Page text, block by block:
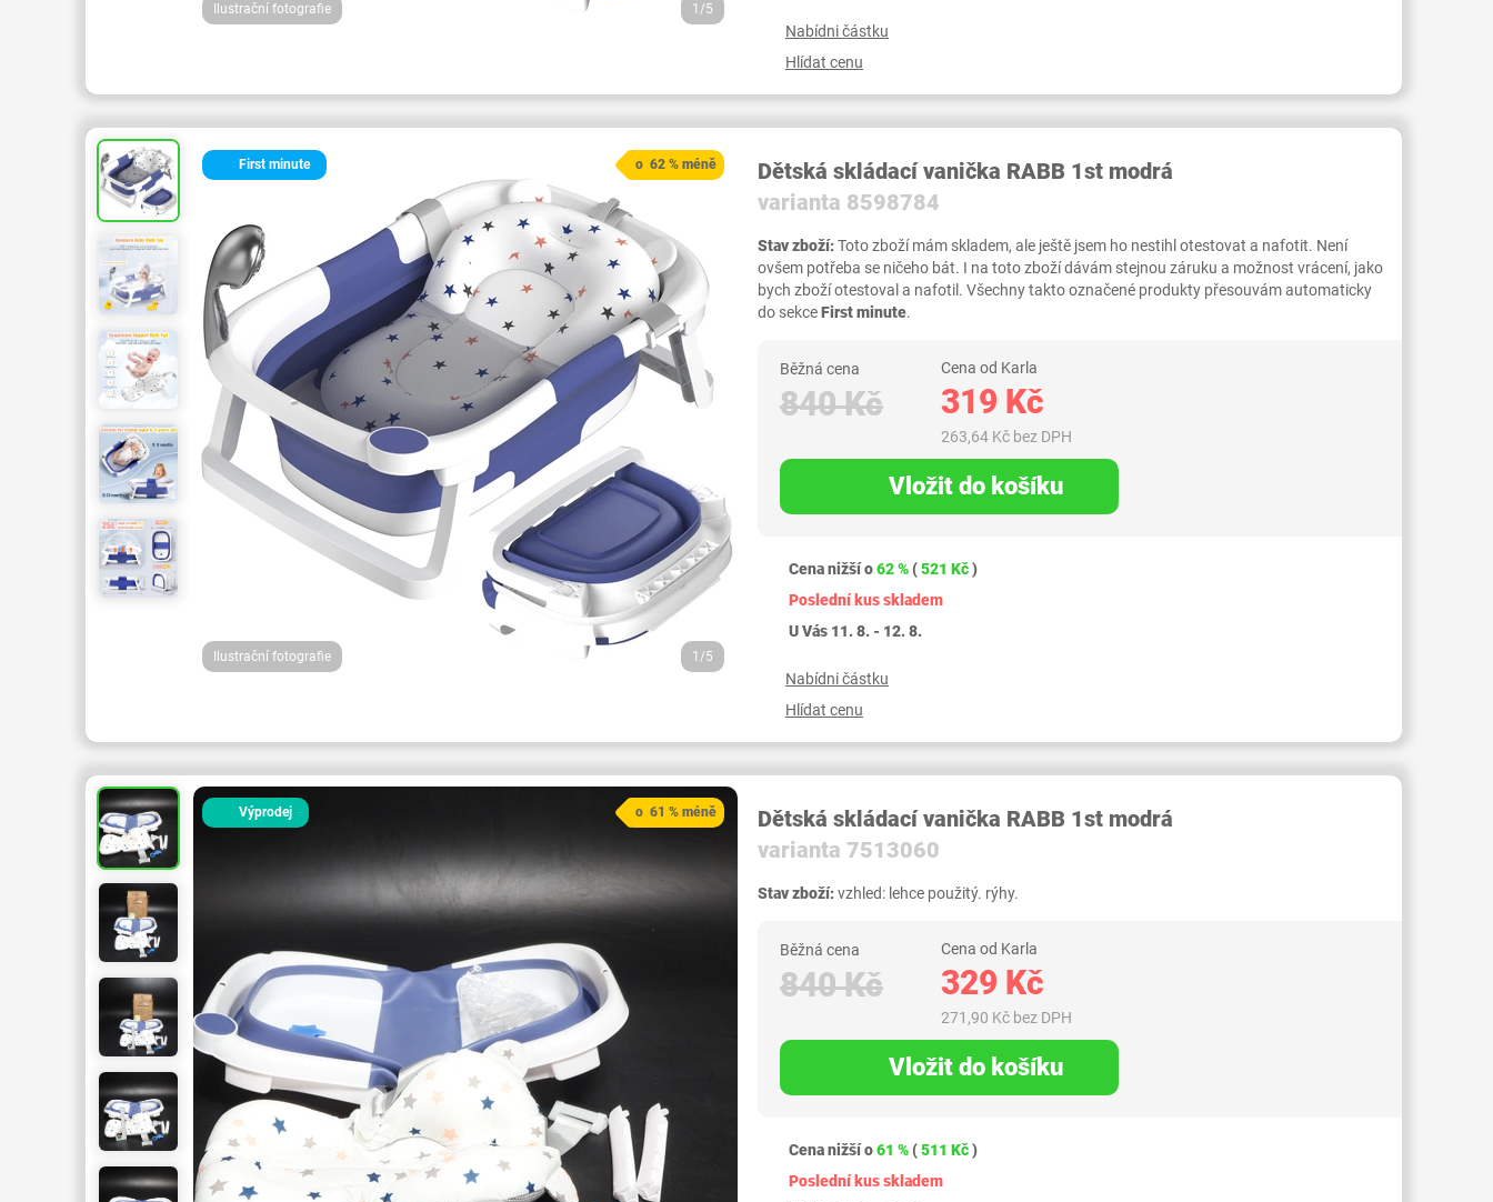
Ilustrační fotografie 1/5
Nabídni částku
Hlídat cenu
First minute
Ilustrační fotografie 1/5
o 62 % méně
Dětská skládací vanička RABB 1st modrá
varianta 8598784
Stav zboží:Toto zboží mám skladem, ale ještě jsem ho nestihl otestovat a nafotit. Není
ovšem potřeba se ničeho bát. I na toto zboží dávám stejnou záruku a možnost vrácení, jako
bych zboží otestoval a nafotil. Všechny takto označené produkty přesouvám automaticky
do sekceFirst minute.
Běžná cena
840 Kč
Cena od Karla
319 Kč
263,64 Kč bez DPH
Vložit do košíku
Cena nižší o62 % (521 Kč)
Poslední kus skladem
U Vás 11. 8. - 12. 8.
Nabídni částku
Hlídat cenu
Výprodej o 61 % méně
Dětská skládací vanička RABB 1st modrá
varianta 7513060
Stav zboží:vzhled: lehce použitý. rýhy.
Běžná cena
840 Kč
Cena od Karla
329 Kč
271,90 Kč bez DPH
Vložit do košíku
Cena nižší o61 % (511 Kč)
Poslední kus skladem